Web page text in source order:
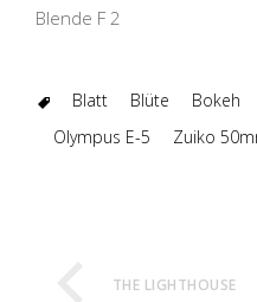
Blende F 2
Blatt Blüte Bokeh
Olympus E-5
Zuiko
THE LIGHTHOUSE